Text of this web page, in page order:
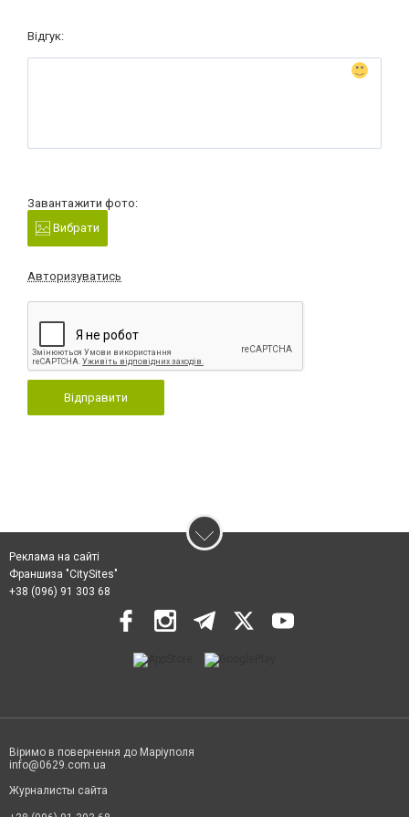
Відгук:
Завантажити фото:
Вибрати
Авторизуватись
Відправити
Реклама на сайті
Франшиза "CitySites"
+38 (096) 91 303 68
Віримо в повернення до Маріуполя
info@0629.com.ua
Журналисты сайта